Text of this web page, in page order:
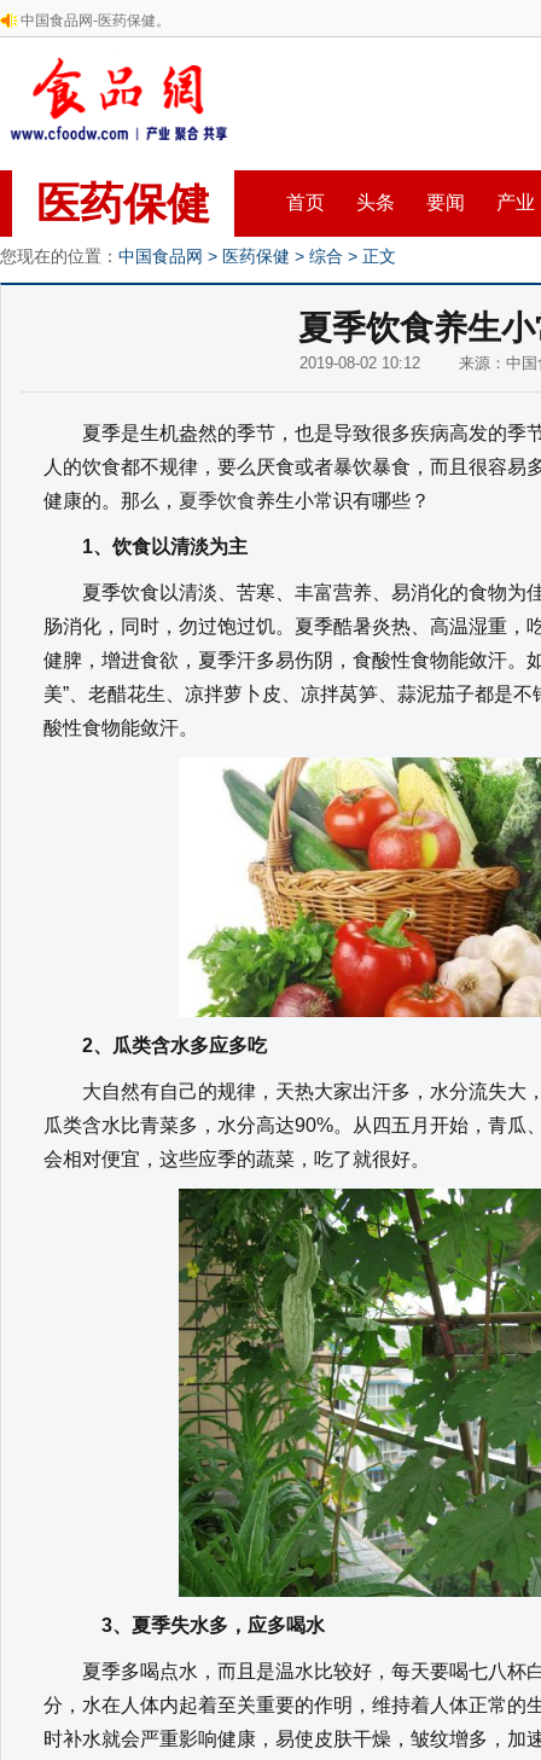
中国食品网-医药保健。
医药保健 首页 头条 要闻 产业
您现在的位置： 中国食品网 > 医药保健 > 综合 > 正文
夏季饮食养生
2019-08-02 10:12 来源：中国
夏季是生机盎然的季节，也是导致很多疾病高发的季
人的饮食都不规律，要么厌食或者暴饮暴食，而且很容易
健康的。那么， 夏季饮食养生小常识有哪些？
1、饮食以清淡为主
夏季饮食以清淡、苦寒、丰富营养、易消化的食物为
肠消化，同时，勿过饱过饥。夏季酷暑炎热、高温湿重，
健脾，增进食欲，夏季汗多易伤阴，食酸性食物能敛汗。
美”、老醋花生、凉拌萝卜皮、凉拌莴笋、蒜泥茄子都是
酸性食物能敛汗。
2、瓜类含水多应多吃
大自然有自己的规律，天热大家出汗多，水分流失大
瓜类含水比青菜多，水分高达90%。从四五月开始，青瓜
会相对便宜，这些应季的蔬菜，吃了就很好。
3、夏季失水多，应多喝水
夏季多喝点水，而且是温水比较好，每天要喝七八杯
分，水在人体内起着至关重要的作明，维持着人体正常的
时补水就会严重影响健康，易使皮肤干燥，皱纹增多，加